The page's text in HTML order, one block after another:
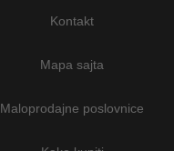
Kontakt
Mapa sajta
Maloprodajne poslovnice